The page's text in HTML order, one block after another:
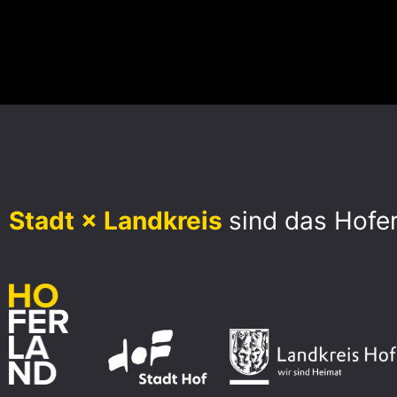
Stadt × Landkreis sind das